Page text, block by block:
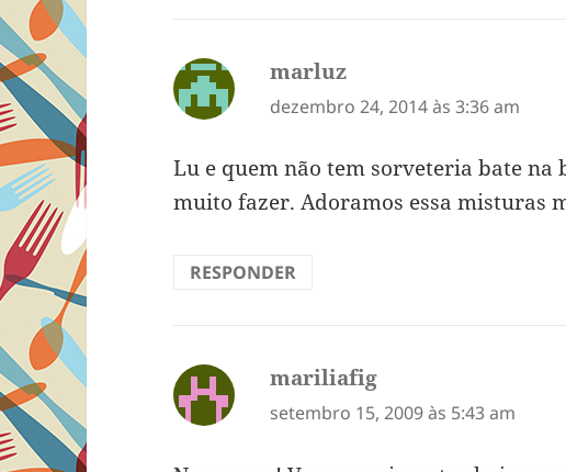
marluz
dezembro 24, 2014 às 3:36 am
Lu e quem não tem sorveteria bate na
muito fazer. Adoramos essa misturas
RESPONDER
mariliafig
setembro 15, 2009 às 5:43 am